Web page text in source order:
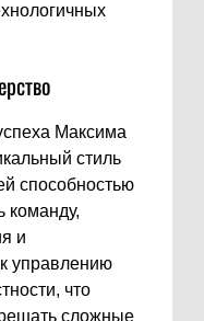
Максима
стиль
способностью
команду,
и
управлению
что
сложные